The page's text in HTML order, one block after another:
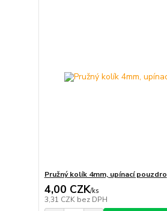
Pružný kolík 4mm, upínací pouzdro
4,00 CZK/ks
3,31 CZK bez DPH